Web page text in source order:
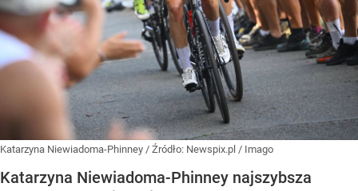
Katarzyna Niewiadoma-Phinney / Źródło: Newspix.pl / Imago
Katarzyna Niewiadoma-Phinney najszybsza